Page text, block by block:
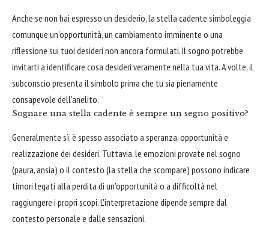
Anche se non hai espresso un desiderio, la stella cadente simboleggia
comunque un'opportunità, un cambiamento imminente o una
riflessione sui tuoi desideri non ancora formulati. Il sogno potrebbe
invitarti a identificare cosa desideri veramente nella tua vita. A volte, il
subconscio presenta il simbolo prima che tu sia pienamente
consapevole dell'anelito.
Sognare una stella cadente è sempre un segno positivo?
Generalmente sì, è spesso associato a speranza, opportunità e
realizzazione dei desideri. Tuttavia, le emozioni provate nel sogno
(paura, ansia) o il contesto (la stella che scompare) possono indicare
timori legati alla perdita di un'opportunità o a difficoltà nel
raggiungere i propri scopi. L'interpretazione dipende sempre dal
contesto personale e dalle sensazioni.